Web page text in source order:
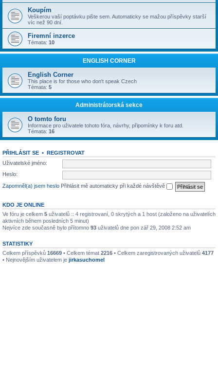
Koupím
Veškerou vaší poptávku pište sem. Automaticky se mažou příspěvky starší
víc než 90 dní.
Firemní inzerce
Témata: 10
ENGLISH CORNER
English Corner
This place is for those who don't speak Czech
Témata: 5
Administrátorská sekce
O tomto foru
Informace pro uživatele tohoto fóra, návrhy, připomínky k foru atd.
Témata: 16
PŘIHLÁSIT SE • REGISTROVAT
Uživatelské jméno:
Heslo:
Zapomněl(a) jsem heslo Přihlásit mě automaticky při každé návštěvě
KDO JE ONLINE
Ve fóru je celkem 5 uživatelů :: 4 registrovaní, 0 skrytých a 1 host (založeno na uživatelích
aktivních během posledních 5 minut)
Nejvíce zde současně bylo přítomno 93 uživatelů dne pon zář 29, 2008 2:52 am
STATISTIKY
Celkem příspěvků 16669 • Celkem témat 2216 • Celkem zaregistrovaných uživatelů 4177
• Nejnovějším uživatelem je jirkasuchomel